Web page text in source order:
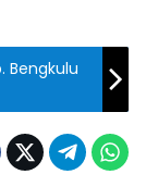
Bengkulu